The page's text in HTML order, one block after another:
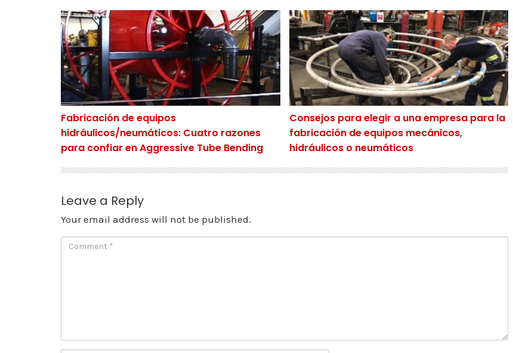
Fabricación de equipos hidráulicos/neumáticos: Cuatro razones para confiar en Aggressive Tube
Fabricación de equipos
hidráulicos/neumáticos: Cuatro razones
para confiar en Aggressive Tube Bending
Consejos para elegir a una empresa para la
Consejos para elegir a una empresa para la
fabricación de equipos mecánicos,
hidráulicos o neumáticos
Leave a Reply
Your email address will not be published.